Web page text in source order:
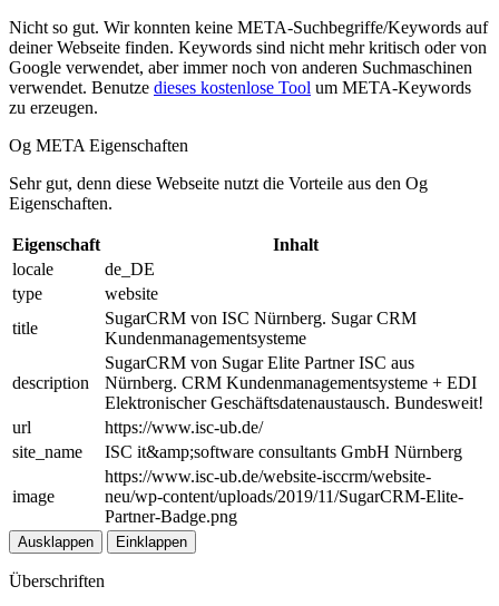
Nicht so gut. Wir konnten keine META-Suchbegriffe/Keywords auf
deiner Webseite finden. Keywords sind nicht mehr kritisch oder von
Google verwendet, aber immer noch von anderen Suchmaschinen
verwendet. Benutze dieses kostenlose Tool um META-Keywords
zu erzeugen.
Og META Eigenschaften
Sehr gut, denn diese Webseite nutzt die Vorteile aus den Og
Eigenschaften.
Eigenschaft
Inhalt
locale
de_DE
type
website
title
SugarCRM von ISC Nürnberg. Sugar CRM
Kundenmanagementsysteme
description
SugarCRM von Sugar Elite Partner ISC aus
Nürnberg. CRM Kundenmanagementsysteme + EDI
Elektronischer Geschäftsdatenaustausch. Bundesweit!
url
https://www.isc-ub.de/
site_name
ISC it&amp;software consultants GmbH Nürnberg
image
https://www.isc-ub.de/website-isccrm/website-
neu/wp-content/uploads/2019/11/SugarCRM-Elite-
Partner-Badge.png
Ausklappen Einklappen
Überschriften